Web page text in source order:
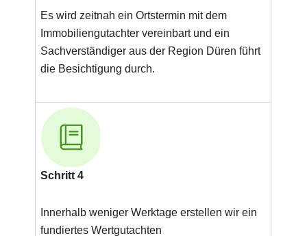
Es wird zeitnah ein Ortstermin mit dem
Immobiliengutachter vereinbart und ein
Sachverständiger aus der Region Düren führt
die Besichtigung durch.
Schritt 4
Innerhalb weniger Werktage erstellen wir ein
fundiertes Wertgutachten